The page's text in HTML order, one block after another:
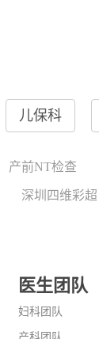
儿保科
产前NT检查
深圳四维彩超
医生团队
妇科团队